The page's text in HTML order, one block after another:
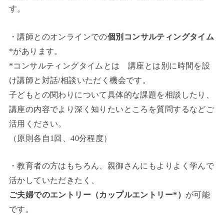
す。
・講師とのオンラインでの個別コンサルティングタイム
*があります。
*コンサルティングタイムとは 講座とは別に時間を設
け講師と対話/相談いただく機会です。
子どもとの関わりについて具体的な課題を相談したり、
講座の内容でより深く知りたいところを質問するなどご
活用ください。
（原則各自1回、40分程度）
・教育者の方はもちろん、親御さんにもよりよく学んで
活かしていただきたく、
ご夫婦でのエントリー（カップルエントリー*） が可能
です。